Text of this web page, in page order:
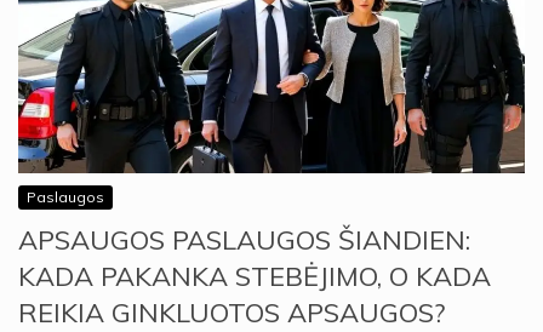
Paslaugos
APSAUGOS PASLAUGOS ŠIANDIEN:
KADA PAKANKA STEBĖJIMO, O KADA
REIKIA GINKLUOTOS APSAUGOS?